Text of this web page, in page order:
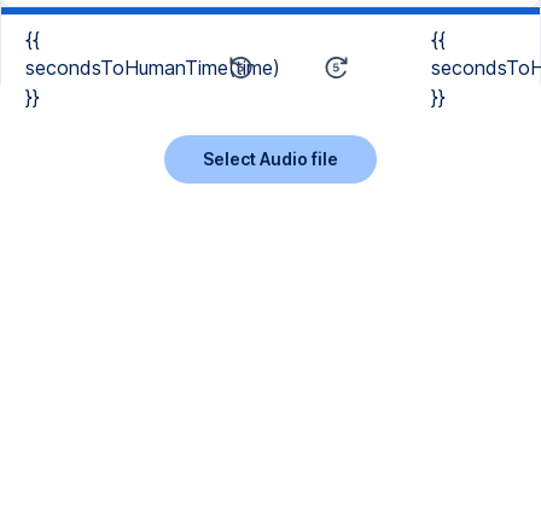
{{
secondsToHumanTime(time)
}}
{{
}}
Select Audio file